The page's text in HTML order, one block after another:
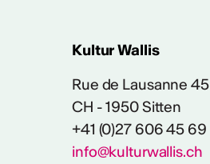
Kultur Wallis
Rue de Lausanne 45
CH - 1950 Sitten
+41 (0)27 606 45 69
info@kulturwallis.ch